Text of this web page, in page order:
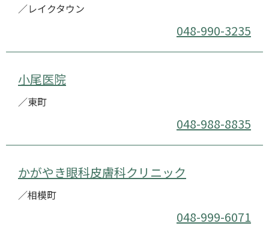
／レイクタウン
048-990-3235
小尾医院
／東町
048-988-8835
かがやき眼科皮膚科クリニック
／相模町
048-999-6071